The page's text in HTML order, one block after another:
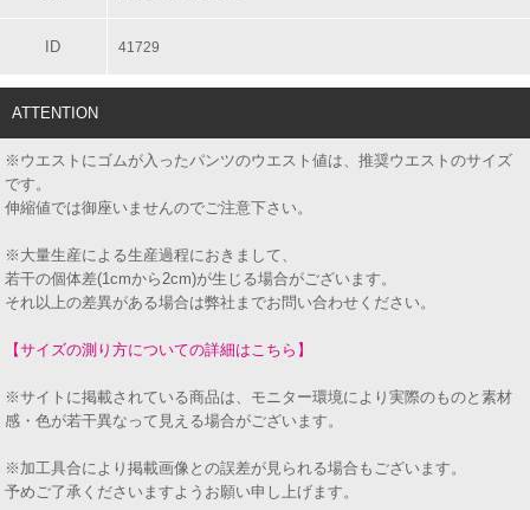
ID 41729
ATTENTION
※ウエストにゴムが入ったパンツのウエスト値は、推奨ウエストのサイズ
です。
伸縮値では御座いませんのでご注意下さい。
※大量生産による生産過程におきまして、
若干の個体差(1cmから2cm)が生じる場合がございます。
それ以上の差異がある場合は弊社までお問い合わせください。
【サイズの測り方についての詳細はこちら】
※サイトに掲載されている商品は、モニター環境により実際のものと素材
感・色が若干異なって見える場合がございます。
※加工具合により掲載画像との誤差が見られる場合もございます。
予めご了承くださいますようお願い申し上げます。